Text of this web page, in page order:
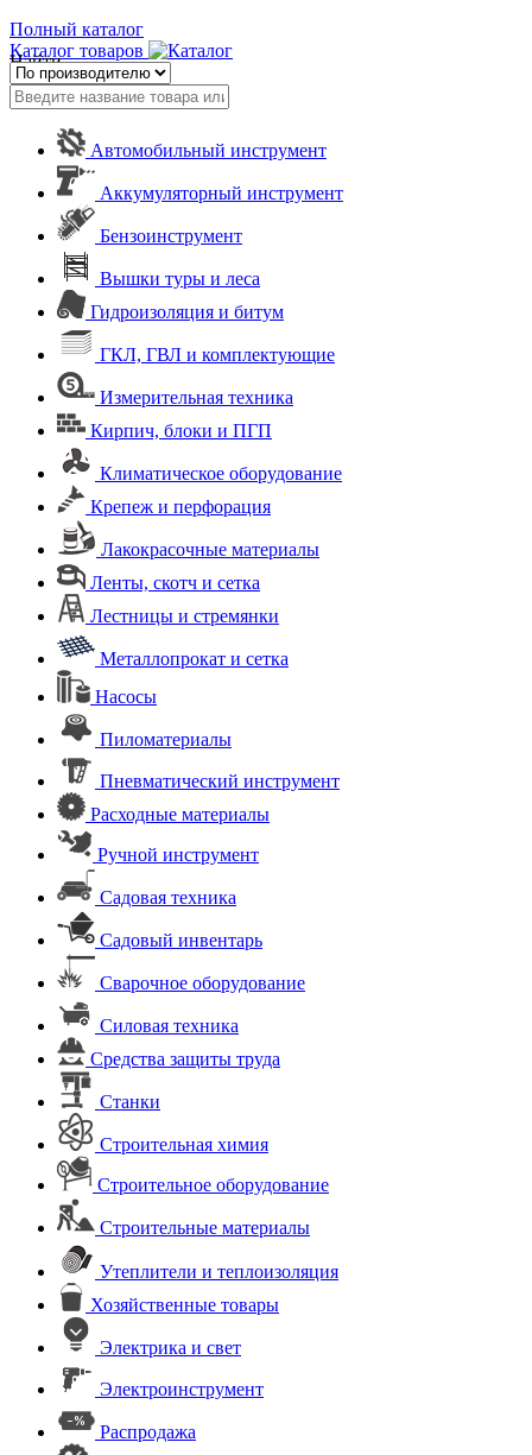
Полный каталог
Каталог товаров
Найти
Автомобильный инструмент
Аккумуляторный инструмент
Бензоинструмент
Вышки туры и леса
Гидроизоляция и битум
ГКЛ, ГВЛ и комплектующие
Измерительная техника
Кирпич, блоки и ПГП
Климатическое оборудование
Крепеж и перфорация
Лакокрасочные материалы
Ленты, скотч и сетка
Лестницы и стремянки
Металлопрокат и сетка
Насосы
Пиломатериалы
Пневматический инструмент
Расходные материалы
Ручной инструмент
Садовая техника
Садовый инвентарь
Сварочное оборудование
Силовая техника
Средства защиты труда
Станки
Строительная химия
Строительное оборудование
Строительные материалы
Утеплители и теплоизоляция
Хозяйственные товары
Электрика и свет
Электроинструмент
Распродажа